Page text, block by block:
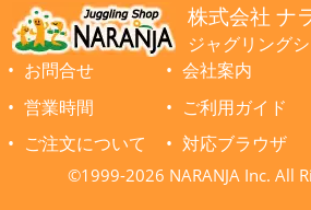
株式会社 ナ
ジャグリング
お問合せ
会社案内
営業時間
ご利用ガイド
ご注文について
対応ブラウザ
©1999-2026 NARANJA Inc. All